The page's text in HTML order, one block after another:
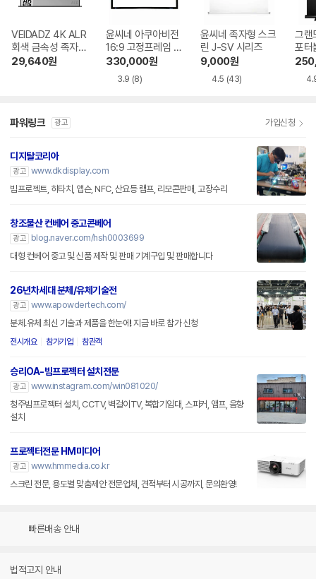
VEIDADZ 4K ALR
회색 금속성 족자형
빔프로젝터 스크린
29,640원
윤씨네 아쿠아비전
16:9 고정프레임 스
크린 SA-FH 시리
즈 시네비젼원단
330,000원
3.9 (8)
윤씨네 족자형 스크
린 J-SV 시리즈
9,000원
4.5 (43)
그랜
포터
H 시
파워링크 광고 가입신청
디지탈코리아
광고 www.dkdisplay.com
빔프로젝트, 히타치, 앱슨, NFC, 산요등 램프, 리모콘판매, 고장수리
창조물산 컨베어 중고콘베어
광고
blog.naver.com/hsh0003699
대형 컨베어 중고 및 신품 제작 및 판매 기계구입 및 판매합니다
26년차세대 분체/유체기술전
광고 www.apowdertech.com/
분체.유체 최신 기술과 제품을 한눈에! 지금 바로 참가 신청
전시개요 참가기업 참관객
승리OA-빔프로젝터 설치전문
광고 www.instagram.com/win081020/
청주빔프로젝터 설치, CCTV, 벽걸이TV, 복합기임대, 스피커, 앰프, 음향
설치
프로젝터전문 HM미디어
광고 www.hmmedia.co.kr
스크린 전문, 용도별 맞춤제안 전문업체, 견적부터 시공까지, 문의환영!
빠른배송 안내
법적고지 안내